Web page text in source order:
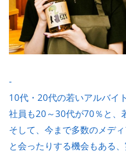
-
10代・20代の若いアルバイ
社員も20～30代が70％と、
そして、今まで多数のメデ
と会ったりする機会もある